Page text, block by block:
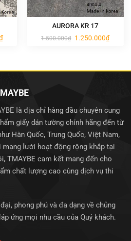
Giá
hiện
AURORA KR 17
1.500.000₫ Giá
1.250.000₫Giá
hiện
là địa chỉ hàng đầu chuyên cung
giấy dán tường chính hãng đến từ
Hàn Quốc, Trung Quốc, Việt Nam,
mạng lưới hoạt động rộng khắp tại
TMAYBE cam kết mang đến cho
chất lượng cao cùng dịch vụ thi
phong phú và đa dạng về chủng
ứng mọi nhu cầu của Quý khách.